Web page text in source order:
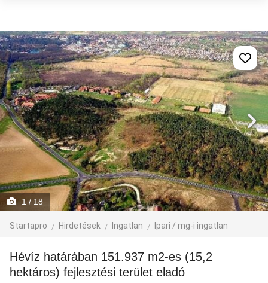
1 / 18
Startapro Hirdetések Ingatlan Ipari / mg-i ingatlan
Hévíz határában 151.937 m2-es (15,2
hektáros) fejlesztési terület eladó